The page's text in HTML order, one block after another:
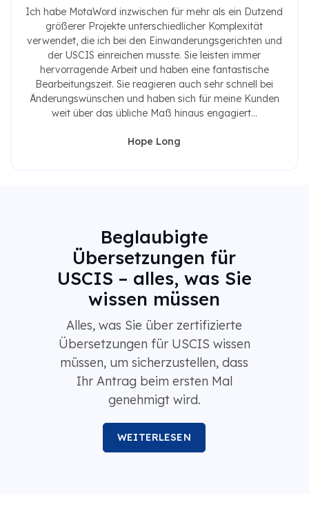
Ich habe MotaWord inzwischen für mehr als ein Dutzend
größerer Projekte unterschiedlicher Komplexität
verwendet, die ich bei den Einwanderungsgerichten und
der USCIS einreichen musste. Sie leisten immer
hervorragende Arbeit und haben eine fantastische
Bearbeitungszeit. Sie reagieren auch sehr schnell bei
Änderungswünschen und haben sich für meine Kunden
weit über das übliche Maß hinaus engagiert...
Hope Long
Beglaubigte
Übersetzungen für
USCIS – alles, was Sie
wissen müssen
Alles, was Sie über zertifizierte
Übersetzungen für USCIS wissen
müssen, um sicherzustellen, dass
Ihr Antrag beim ersten Mal
genehmigt wird.
WEITERLESEN